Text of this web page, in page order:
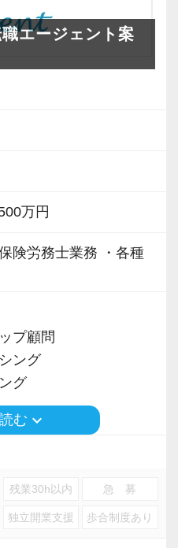
ださい。
しする社風なので失
てチャレンジするこ
なかなか担当を持つ
も増えず、自分の今
職を決意し、当社に入
ィブな人には向いて
ジしたいと思い、渋
て、責任者になりた
経験者なら実務だけ
験も積めます。
行業務の大幅削減
り方からしっかり指
るプライベートや学
施
制 など
ら安心してステップ
ティブも支給！＞
ど、専門性が問われ
売上と関与度合に応
の賞与とは別途イン
いますので、頑張っ
。
て仕事と学校を両立
務経験を活かして、
勉強のための時間を
やむなくキャリアを
躍できる事務所で
エージェント案
万円
険労務士業務 ・各種
プ顧問
ング
グ
む keyboard_arrow_down
残業30h以内 急 募
独立開業支援 歩合制度あり